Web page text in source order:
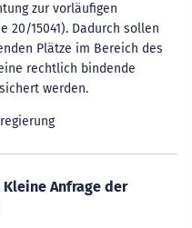
zur vorläufigen
20/15041). Dadurch sollen
Plätze im Bereich des
rechtlich bindende
werden.
Anfrage der